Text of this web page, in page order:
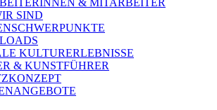
& MITARBEITER
SIND
KULTURERLEBNISSE
& KUNSTFÜHRER